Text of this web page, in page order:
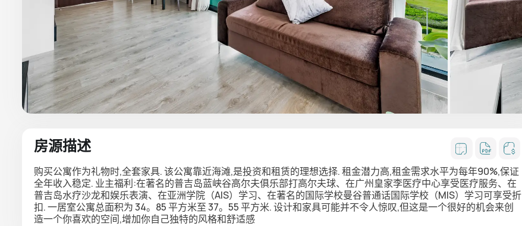
房源描述
购买公寓作为礼物时,全套家具. 该公寓靠近海滩,是投资和租赁的理想选择. 租金潜力高,租金需求水平为每年90%,保证
全年收入稳定. 业主福利:在著名的普吉岛蓝峡谷高尔夫俱乐部打高尔夫球、在广州皇家李医疗中心享受医疗服务、在
普吉岛水疗沙龙和娱乐表演、在亚洲学院（AIS）学习、在著名的国际学校曼谷普通话国际学校（MIS）学习可享受折
扣. 一居室公寓总面积为 34。85 平方米至 37。55 平方米. 设计和家具可能并不令人惊叹,但这是一个很好的机会来创
造一个你喜欢的空间,增加你自己独特的风格和舒适感